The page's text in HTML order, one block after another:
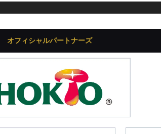
オフィシャルパートナーズ